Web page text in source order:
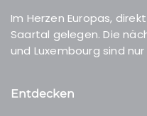
Im Herzen Europas,
Saartal gelegen. Die
und Luxembourg sind
Entdecken